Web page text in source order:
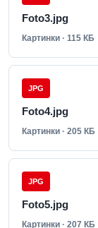
Foto3.jpg
Картинки · 115 КБ
JPG
Foto4.jpg
Картинки · 205 КБ
JPG
Foto5.jpg
Картинки · 207 КБ